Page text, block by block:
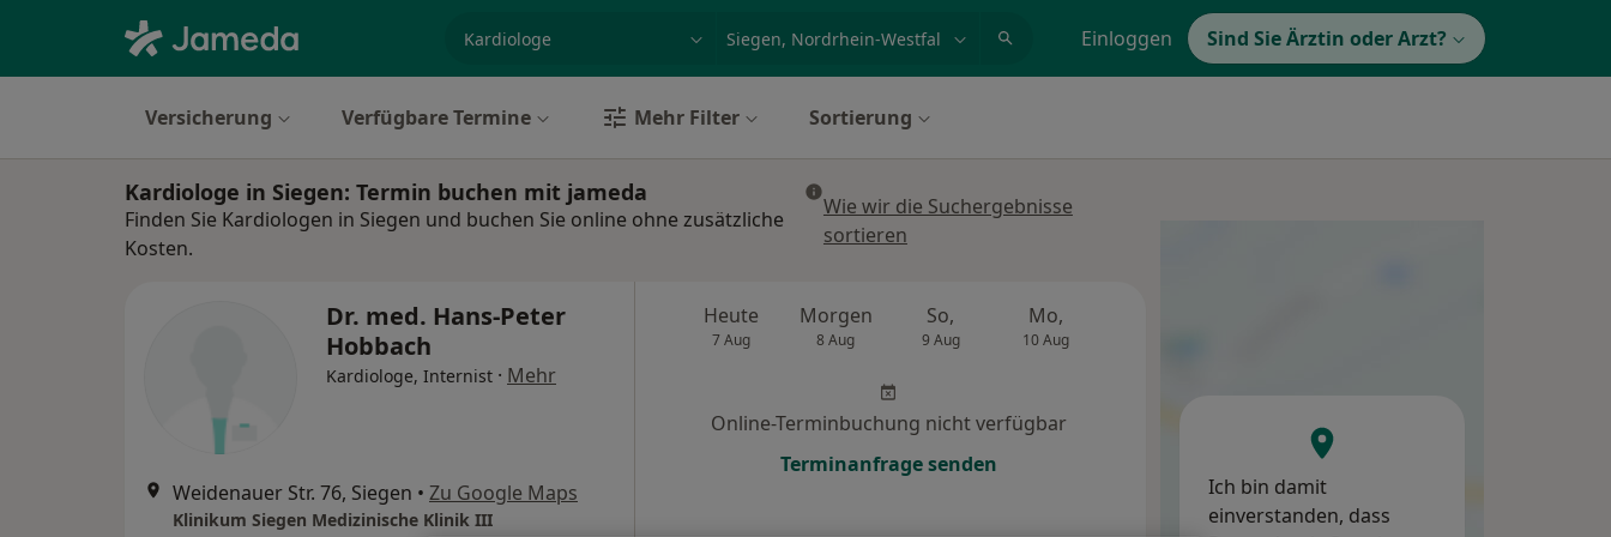
Einloggen Sind Sie Ärztin oder Arzt?
Versicherung Verfügbare Termine Mehr Filter Sortierung
Kardiologe in Siegen: Termin buchen mit jameda
Finden Sie Kardiologen in Siegen und buchen Sie online ohne zusätzliche
Kosten.
Wie wir die Suchergebnisse
sortieren
Dr. med. Hans-Peter
Hobbach
Kardiologe, Internist · Mehr
Weidenauer Str. 76, Siegen • Zu Google Maps
Klinikum Siegen Medizinische Klinik III
Heute
7 Aug
Morgen
8 Aug
So,
9 Aug
Mo,
10 Aug
Online-Terminbuchung nicht verfügbar
Terminanfrage senden
Ich bin damit
einverstanden, dass